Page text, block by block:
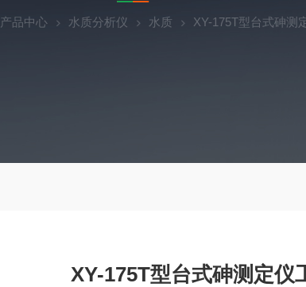
产品中心 水质分析仪 水质 XY-175T型台式砷测
XY-175T型台式砷测定仪